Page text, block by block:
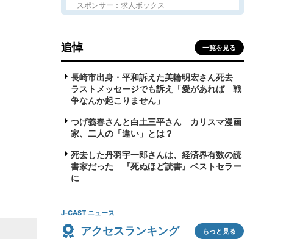
スポンサー：求人ボックス
追悼 一覧を見る
長崎市出身・平和訴えた美輪明宏さん死去
ラストメッセージでも訴え「愛があれば 戦
争なんか起こりません」
つげ義春さんと白土三平さん カリスマ漫画
家、二人の「違い」とは？
死去した丹羽宇一郎さんは、経済界有数の読
書家だった 『死ぬほど読書』ベストセラー
に
J-CAST ニュース
アクセスランキング もっと見る